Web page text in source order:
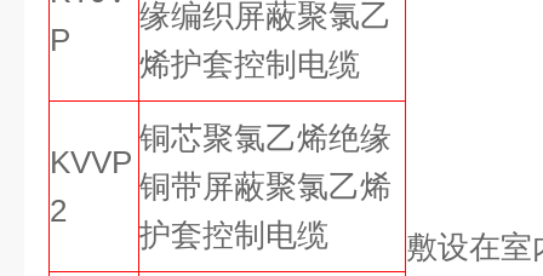
敷设在室
P
缘编织屏蔽聚氯乙
烯护套控制电缆
KVVP
2
铜芯聚氯乙烯绝缘
铜带屏蔽聚氯乙烯
护套控制电缆